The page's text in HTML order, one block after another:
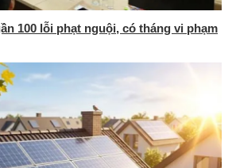
100 lỗi phạt nguội, có tháng vi phạm